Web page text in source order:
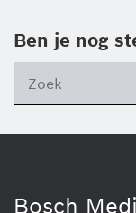
Ben je nog
Bosch